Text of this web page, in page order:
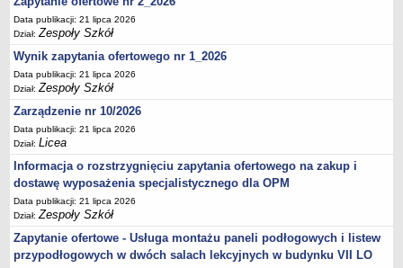
Data publikacji: 21 lipca 2026
Dział:Zespoły Szkół
Wynik zapytania ofertowego nr 1_2026
Data publikacji: 21 lipca 2026
Dział:Zespoły Szkół
Zarządzenie nr 10/2026
Data publikacji: 21 lipca 2026
Dział:Licea
Informacja o rozstrzygnięciu zapytania ofertowego na zakup i
dostawę wyposażenia specjalistycznego dla OPM
Data publikacji: 21 lipca 2026
Dział:Zespoły Szkół
Zapytanie ofertowe - Usługa montażu paneli podłogowych i listew
przypodłogowych w dwóch salach lekcyjnych w budynku VII LO